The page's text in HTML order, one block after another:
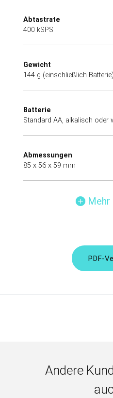
Abtastrate
400 kSPS
Gewicht
144 g (einschließlich Batterie)
Batterie
Standard AA, alkalisch oder
Abmessungen
85 x 56 x 59 mm
Mehr
PDF-
Andere